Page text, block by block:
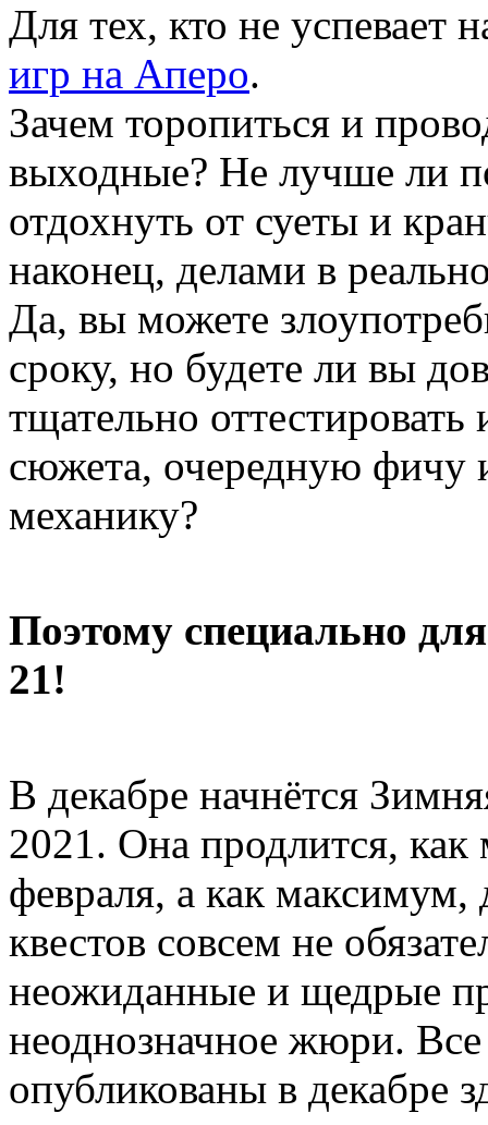
Для тех, кто не успевает
игр на Аперо.
Зачем торопиться и
выходные? Не лучше ли
отдохнуть от суеты и
наконец, делами в
Да, вы можете
сроку, но будете ли вы
тщательно
сюжета, очередную фичу
механику?
Поэтому специально
21!
В декабре начнётся
2021. Она продлится,
февраля, а как
квестов совсем не
неожиданные и щедрые
неоднозначное жюри.
опубликованы в декабре